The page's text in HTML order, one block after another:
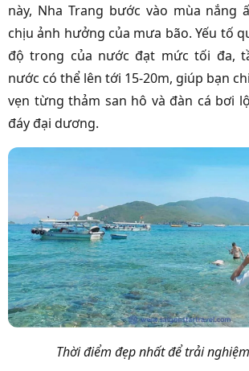
này, Nha Trang bước vào mùa nắng
chịu ảnh hưởng của mưa bão. Yếu tố
độ trong của nước đạt mức tối đa,
nước có thể lên tới 15-20m, giúp bạn
vẹn từng thảm san hô và đàn cá bơi
đáy đại dương.
Thời điểm đẹp nhất để trải